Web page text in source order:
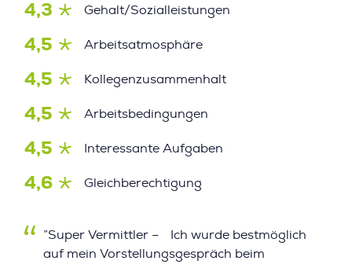
4,3 Gehalt/Sozialleistungen
4,5 Arbeitsatmosphäre
4,5 Kollegenzusammenhalt
4,5 Arbeitsbedingungen
4,5 Interessante Aufgaben
4,6 Gleichberechtigung
”Super Vermittler – Ich wurde bestmöglich
auf mein Vorstellungsgespräch beim